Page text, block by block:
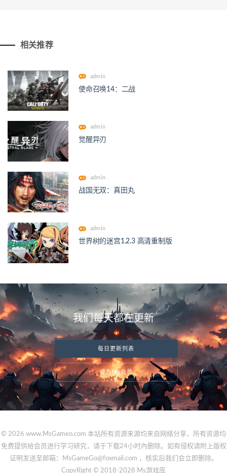
相关推荐
admin
使命召唤14：二战
admin
觉醒异刃
admin
战国无双：真田丸
admin
世界树的迷宫1.2.3 高清重制版
我们每天都在更新
每日更新列表
成为Ms会员
© 2026 www.MsGameo.com 本站所有资源来源均来自网络分享，所有资源均
免费提供给会员进行学习研究，请于下载24小时內删除。如有侵权请附上版权
证明发送至邮箱：MsGameGo@foxmail.com ，核实后我们会立即删除。
CopyRight © 2018-2028 Ms游戏库